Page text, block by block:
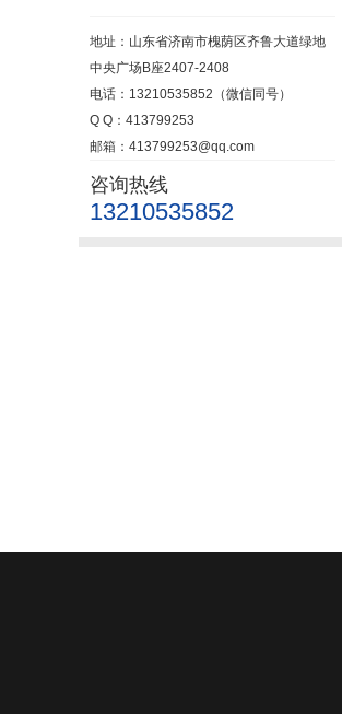
地址：山东省济南市槐荫区齐鲁大道绿地
中央广场B座2407-2408
电话：13210535852（微信同号）
Q Q：413799253
邮箱：413799253@qq.com
咨询热线
13210535852